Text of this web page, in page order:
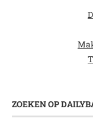
ZOEKEN OP